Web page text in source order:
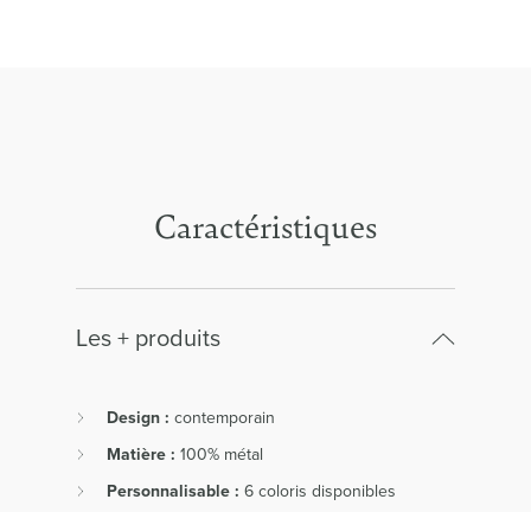
Caractéristiques
Les + produits
Design : contemporain
Matière : 100% métal
Personnalisable : 6 coloris disponibles